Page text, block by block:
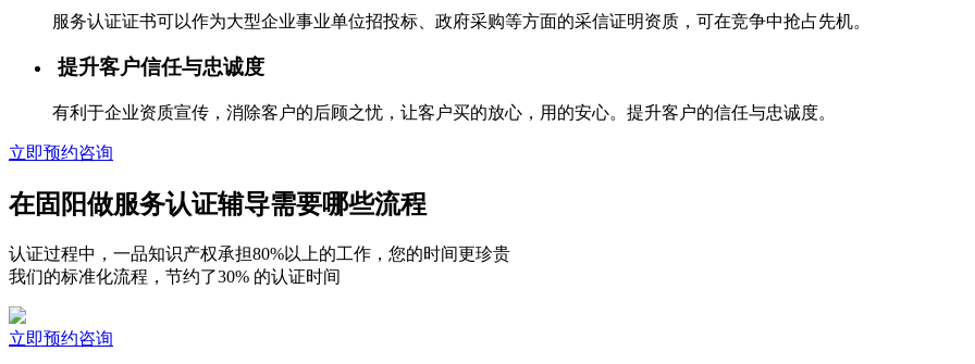
服务认证证书可以作为大型企业事业单位招投标、政府采购等方面的采信证明资质，可在竞争中抢占先机。
提升客户信任与忠诚度
有利于企业资质宣传，消除客户的后顾之忧，让客户买的放心，用的安心。提升客户的信任与忠诚度。
立即预约咨询
在固阳做服务认证辅导需要哪些流程
认证过程中，一品知识产权承担80%以上的工作，您的时间更珍贵
我们的标准化流程，节约了30% 的认证时间
立即预约咨询